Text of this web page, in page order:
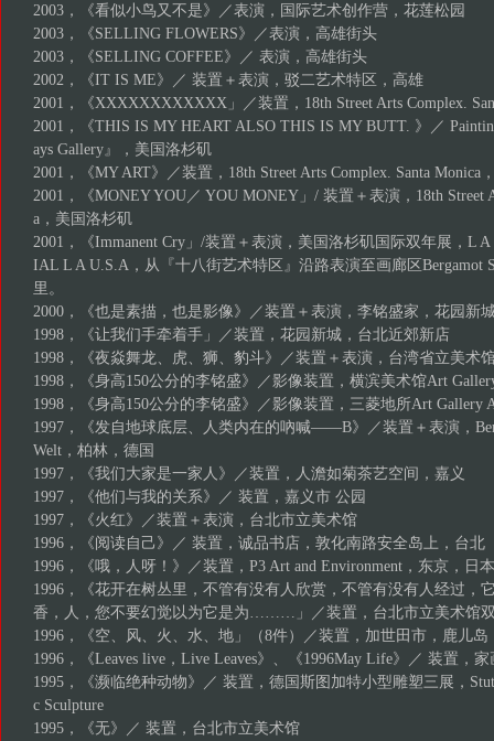
2003，《看似小鸟又不是》／表演，国际艺术创作营，花莲松园
2003，《SELLING FLOWERS》／表演，高雄街头
2003，《SELLING COFFEE》／ 表演，高雄街头
2002，《IT IS ME》／ 装置＋表演，驳二艺术特区，高雄
2001，《XXXXXXXXXXXX」／装置，18th Street Arts Complex.
2001，《THIS IS MY HEART ALSO THIS IS MY BUTT. 》／
ays Gallery』，美国洛杉矶
2001，《MY ART》／装置，18th Street Arts Complex. Santa Monica
2001，《MONEY YOU／ YOU MONEY」/ 装置＋表演，18th Street
a，美国洛杉矶
2001，《Immanent Cry」/装置＋表演，美国洛杉矶国际双年展，L
IAL L A U.S.A，从『十八街艺术特区』沿路表演至画廊区Bergamot
里。
2000，《也是素描，也是影像》／装置＋表演，李铭盛家，花园新
1998，《让我们手牵着手」／装置，花园新城，台北近郊新店
1998，《夜焱舞龙、虎、狮、豹斗》／装置＋表演，台湾省立美术
1998，《身高150公分的李铭盛》／影像装置，横滨美术馆Art
1998，《身高150公分的李铭盛》／影像装置，三菱地所Art Gallery
1997，《发自地球底层、人类内在的吶喊——B》／装置＋表演，
Welt，柏林，德国
1997，《我们大家是一家人》／装置，人澹如菊茶艺空间，嘉义
1997，《他们与我的关系》／ 装置，嘉义市 公园
1997，《火红》／装置＋表演，台北市立美术馆
1996，《阅读自己》／ 装置，诚品书店，敦化南路安全岛上，台北
1996，《哦，人呀！》／装置，P3 Art and Environment，东京，日
1996，《花开在树丛里，不管有没有人欣赏，不管有没有人经过，
香，人，您不要幻觉以为它是为………」／装置，台北市立美术馆
1996，《空、风、火、水、地」（8件）／装置，加世田市，鹿儿岛
1996，《Leaves live，Live Leaves》、《1996May Life》／ 装置，
1995，《濒临绝种动物》／ 装置，德国斯图加特小型雕塑三展，
c Sculpture
1995，《无》／ 装置，台北市立美术馆